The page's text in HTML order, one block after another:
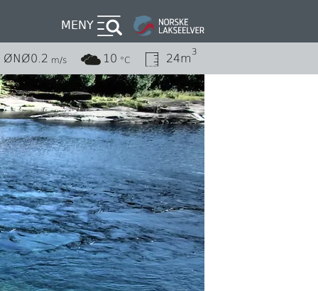
MENY
ØNØ0.2 m/s 10 °C 24m 3